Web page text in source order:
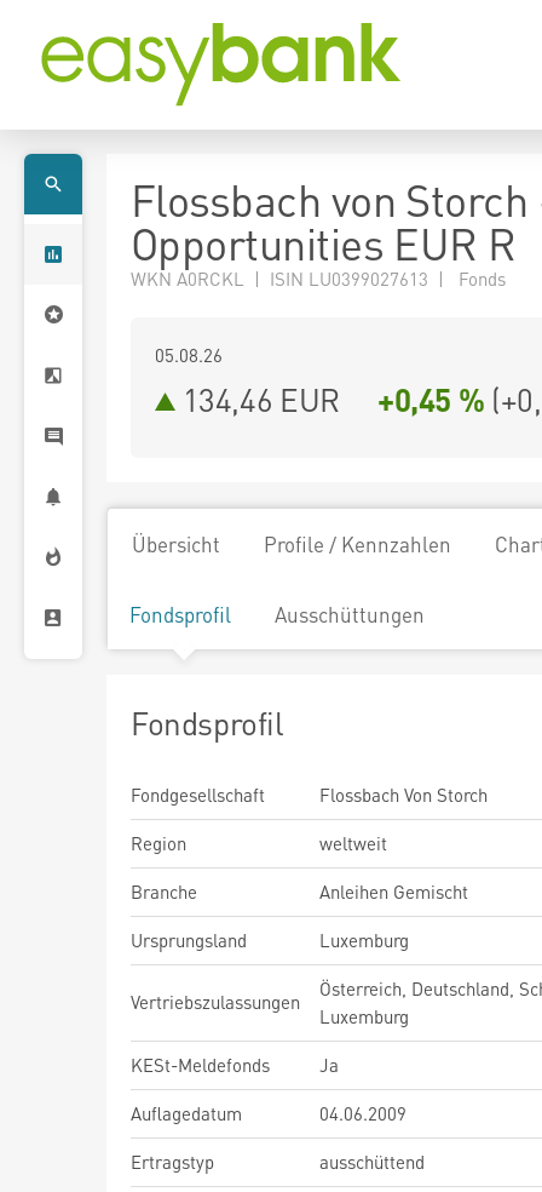
Flossbach von
Opportunities EUR R
WKN A0RCKL | ISIN LU0399027613 | Fonds
05.08.26
134,46 EUR +0,45 % (
Übersicht Profile / Kennzahlen
Fondsprofil Ausschüttungen
Fondsprofil
Fondgesellschaft
Flossbach Von Storch
Region
weltweit
Branche
Anleihen Gemischt
Ursprungsland
Luxemburg
Vertriebszulassungen
Österreich, Deutschland,
Luxemburg
KESt-Meldefonds
Ja
Auflagedatum
04.06.2009
Ertragstyp
ausschüttend